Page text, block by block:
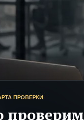
ПРОВЕРКИ
проверим